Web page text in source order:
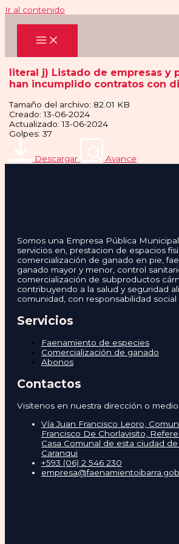
Ir al contenido
literal j) Listado de empresas y
han incumplido contratos con
Tamaño del archivo: 82.01 KB
Creado: 13-06-2024
Actualizado: 13-06-2024
Golpes: 37
Descargar Avance
Somos una Empresa Pública
servicios en, prestacion de espacios
comercialización de ganado en pie,
ganado mayor y menor, control
comercialización de subproductos
contribuyendo a la salud y seguridad
comunidad, con responsabilidad social
Servicios
Faenamiento de especies
Comercialización de ganado
Abonos
Contactos
Visítenos en nuestra dirección o
Vía Juan Francisco Leoro,
Francisco De Chorlavisito,
Casa Comunal de esta ciudad
Caranqui
+593 (06) 2 546 230